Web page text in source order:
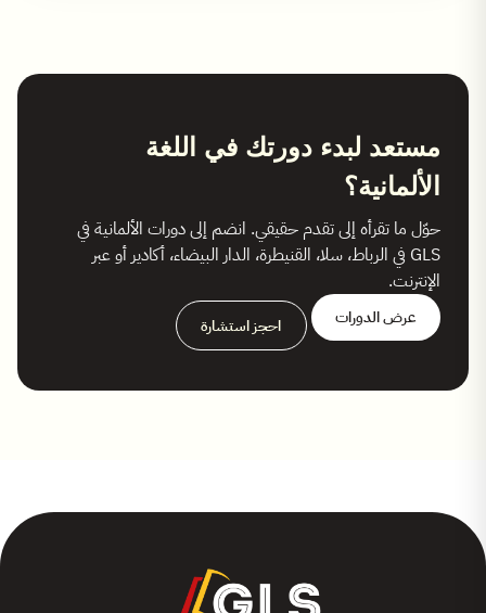
مستعد لبدء دورتك في اللغة
الألمانية؟
حوّل ما تقرأه إلى تقدم حقيقي. انضم إلى دورات الألمانية في
GLS في الرباط، سلا، القنيطرة، الدار البيضاء، أكادير أو عبر
الإنترنت.
عرض الدورات احجز استشارة